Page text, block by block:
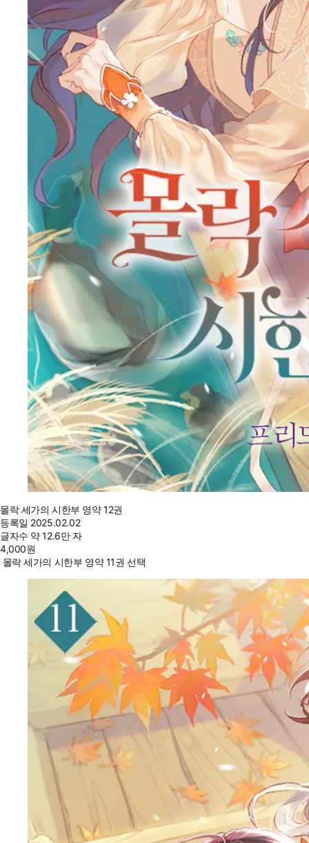
몰락 세가의 시한부 영약 12권
등록일 2025.02.02
글자수 약 12.6만 자
4,000원
몰락 세가의 시한부 영약 11권 선택